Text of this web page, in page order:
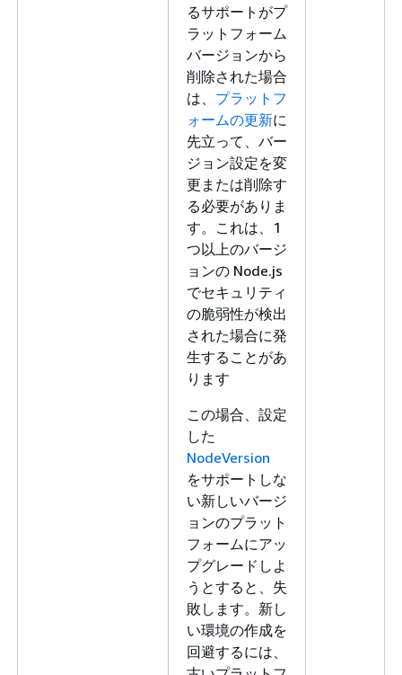
るサポートがプ
ラットフォーム
バージョンから
削除された場合
は、 プラットフ
ォームの更新に
先立って、バー
ジョン設定を変
更または削除す
る必要がありま
す。これは、1
つ以上のバージ
ョンの Node.js
でセキュリティ
の脆弱性が検出
された場合に発
生することがあ
ります
この場合、設定
した
NodeVersion
をサポートしな
い新しいバージ
ョンのプラット
フォームにアッ
プグレードしよ
うとすると、失
敗します。新し
い環境の作成を
回避するには、